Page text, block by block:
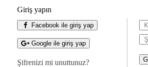
Giriş yapın
Facebook ile giriş yap
Google ile giriş yap
Şifrenizi mi unuttunuz?